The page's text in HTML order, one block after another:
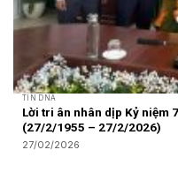
TIN DNA
Lời tri ân nhân dịp Kỷ niệm
(27/2/1955 – 27/2/2026)
27/02/2026